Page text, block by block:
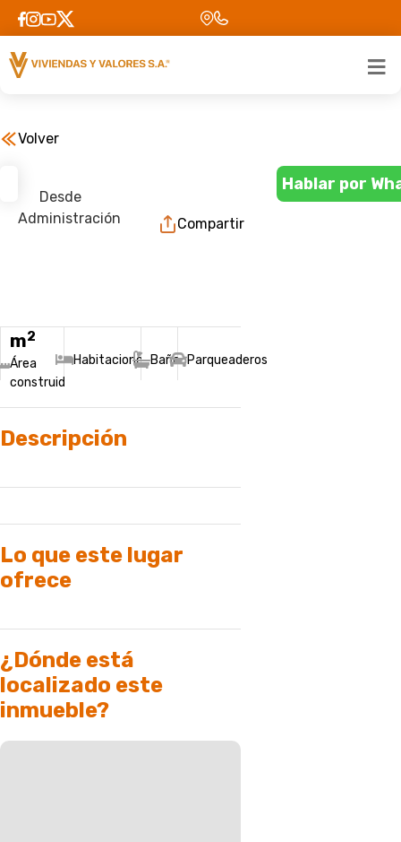
Volver
Desde
Administración
Compartir
m2
Área
construida
HabitacionesBañosParqueaderos
Descripción
Lo que este lugar
ofrece
¿Dónde está
localizado este
inmueble?
Hablar por